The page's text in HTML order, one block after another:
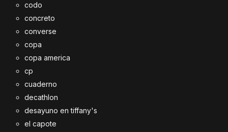
codo
concreto
converse
copa
copa america
cp
cuaderno
decathlon
desayuno en tiffany's
el capote